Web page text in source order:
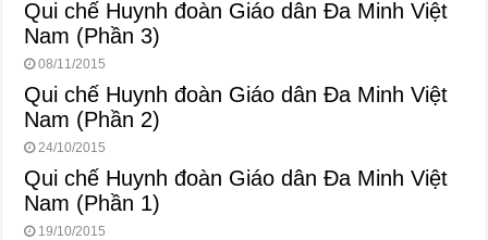
Qui chế Huynh đoàn Giáo dân Đa Minh Việt
Nam (Phần 3)
08/11/2015
Qui chế Huynh đoàn Giáo dân Đa Minh Việt
Nam (Phần 2)
24/10/2015
Qui chế Huynh đoàn Giáo dân Đa Minh Việt
Nam (Phần 1)
19/10/2015